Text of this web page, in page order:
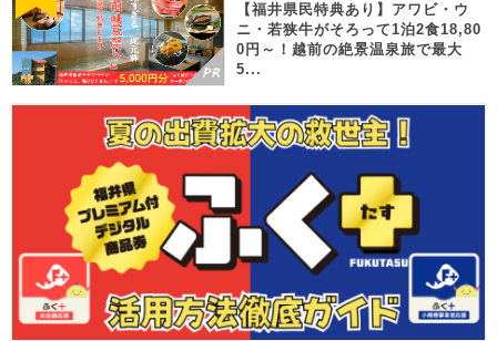
【福井県民特典あり】アワビ・ウ
ニ・若狭牛がそろって1泊2食18,80
0円～！越前の絶景温泉旅で最大
5...